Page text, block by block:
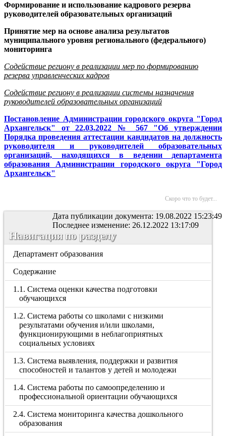
Формирование и использование кадрового резерва
руководителей образовательных организаций
Принятие мер на основе анализа результатов
муниципального уровня регионального (федерального)
мониторинга
Содействие региону в реализации мер по формированию
резерва управленческих кадров
Содействие региону в реализации системы назначения
руководителей образовательных организаций
Постановление Администрации городского округа "Город
Архангельск" от 22.03.2022 № 567 "Об утверждении
Порядка проведения аттестации кандидатов на должность
руководителя и руководителей образовательных
организаций, находящихся в ведении департамента
образования Администрации городского округа "Город
Архангельск"
Скоро что то будет...
Дата публикации документа: 19.08.2022 15:23:49
Последнее изменение: 26.12.2022 13:17:09
Навигация по разделу
Департамент образования
Содержание
1.1. Система оценки качества подготовки
обучающихся
1.2. Система работы со школами с низкими
результатами обучения и/или школами,
функционирующими в неблагоприятных
социальных условиях
1.3. Система выявления, поддержки и развития
способностей и талантов у детей и молодежи
1.4. Система работы по самоопределению и
профессиональной ориентации обучающихся
2.4. Система мониторинга качества дошкольного
образования